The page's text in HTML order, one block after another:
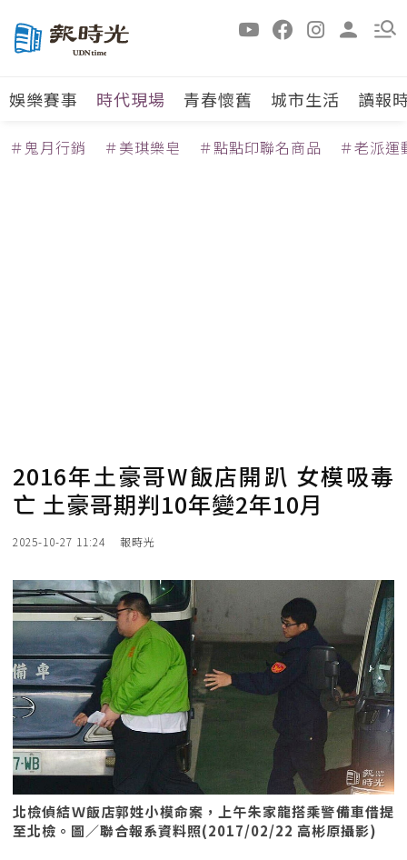
娛樂賽事 時代現場 青春懷舊 城市生活 讀報
＃鬼月行銷 ＃美琪樂皂 ＃點點印聯名商品 ＃老派運
2016年土豪哥W飯店開趴 女模吸毒
亡 土豪哥期判10年變2年10月
2025-10-27 11:24 報時光
北檢偵結Ｗ飯店郭姓小模命案，上午朱家龍搭乘警備車借提
至北檢。圖／聯合報系資料照(2017/02/22 高彬原攝影)